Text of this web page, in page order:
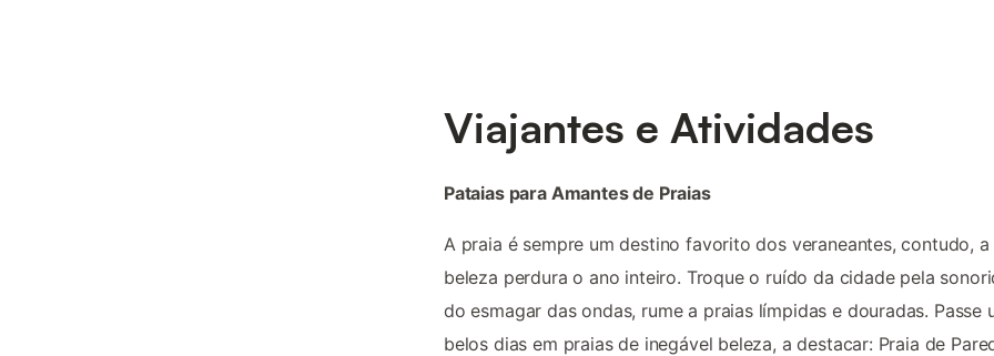
Viajantes e Atividades
Pataias para Amantes de Praias
A praia é sempre um destino favorito dos veraneantes, contudo, a
beleza perdura o ano inteiro. Troque o ruído da cidade pela
do esmagar das ondas, rume a praias límpidas e douradas. Passe
belos dias em praias de inegável beleza, a destacar: Praia de